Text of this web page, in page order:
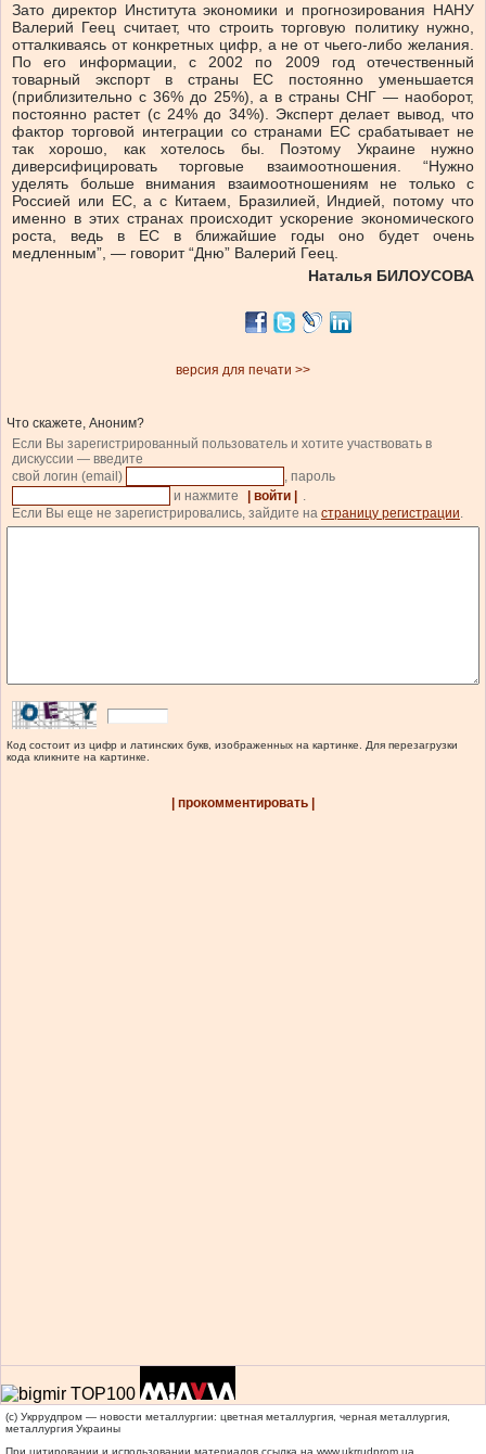
Зато директор Института экономики и прогнозирования НАНУ
Валерий Геец считает, что строить торговую политику нужно,
отталкиваясь от конкретных цифр, а не от чьего-либо желания.
По его информации, с 2002 по 2009 год отечественный
товарный экспорт в страны ЕС постоянно уменьшается
(приблизительно с 36% до 25%), а в страны СНГ — наоборот,
постоянно растет (с 24% до 34%). Эксперт делает вывод, что
фактор торговой интеграции со странами ЕС срабатывает не
так хорошо, как хотелось бы. Поэтому Украине нужно
диверсифицировать торговые взаимоотношения. “Нужно
уделять больше внимания взаимоотношениям не только с
Россией или ЕС, а с Китаем, Бразилией, Индией, потому что
именно в этих странах происходит ускорение экономического
роста, ведь в ЕС в ближайшие годы оно будет очень
медленным”, — говорит “Дню” Валерий Геец.
Наталья БИЛОУСОВА
версия для печати >>
Что скажете, Аноним?
Если Вы зарегистрированный пользователь и хотите участвовать в
дискуссии — введите
свой логин (email)
, пароль
и нажмите
| войти |
.
Если Вы еще не зарегистрировались, зайдите на страницу регистрации.
Код состоит из цифр и латинских букв, изображенных на картинке. Для перезагрузки
кода кликните на картинке.
| прокомментировать |
(c) Укррудпром — новости металлургии: цветная металлургия, черная металлургия,
металлургия Украины